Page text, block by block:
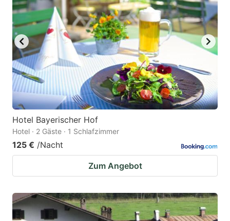
Hotel Bayerischer Hof
Hotel · 2 Gäste · 1 Schlafzimmer
125 € /Nacht
Zum Angebot